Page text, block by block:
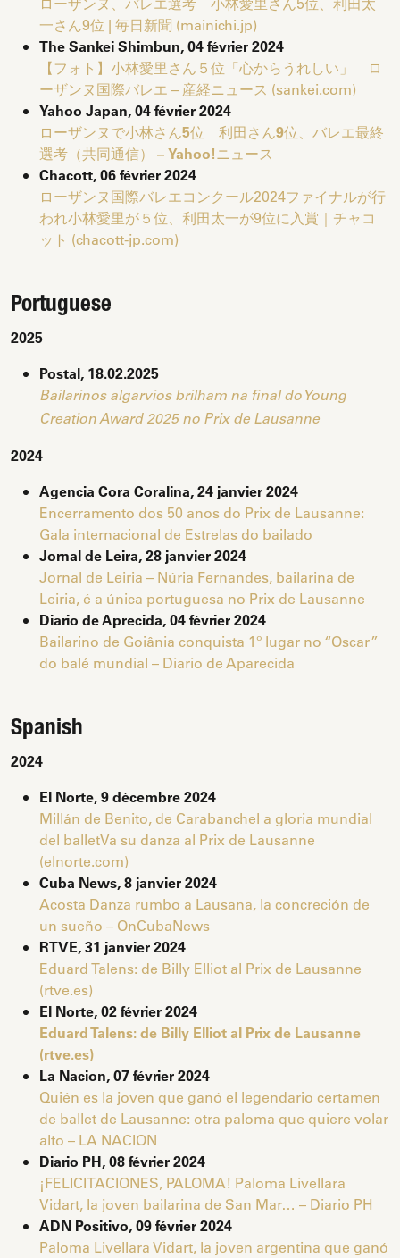
一さん9位 | 毎日新聞 (mainichi.jp)
The Sankei Shimbun, 04 février 2024
【フォト】小林愛里さん５位「心からうれしい」 ロ
ーザンヌ国際バレエ – 産経ニュース (sankei.com)
Yahoo Japan, 04 février 2024
ローザンヌで小林さん5位 利田さん9位、バレエ最終
選考（共同通信） – Yahoo!ニュース
Chacott, 06 février 2024
ローザンヌ国際バレエコンクール2024ファイナルが行
われ小林愛里が５位、利田太一が9位に入賞｜チャコ
ット (chacott-jp.com)
Portuguese
2025
Postal, 18.02.2025
Bailarinos algarvios brilham na final do Young
Creation Award 2025 no Prix de Lausanne
2024
Agencia Cora Coralina, 24 janvier 2024
Encerramento dos 50 anos do Prix de Lausanne:
Gala internacional de Estrelas do bailado
Jornal de Leira, 28 janvier 2024
Jornal de Leiria – Núria Fernandes, bailarina de
Leiria, é a única portuguesa no Prix de Lausanne
Diario de Aprecida, 04 février 2024
Bailarino de Goiânia conquista 1º lugar no “Oscar”
do balé mundial – Diario de Aparecida
Spanish
2024
El Norte, 9 décembre 2024
Millán de Benito, de Carabanchel a gloria mundial
del balletVa su danza al Prix de Lausanne
(elnorte.com)
Cuba News, 8 janvier 2024
Acosta Danza rumbo a Lausana, la concreción de
un sueño – OnCubaNews
RTVE, 31 janvier 2024
Eduard Talens: de Billy Elliot al Prix de Lausanne
(rtve.es)
El Norte, 02 février 2024
Eduard Talens: de Billy Elliot al Prix de Lausanne
(rtve.es)
La Nacion, 07 février 2024
Quién es la joven que ganó el legendario certamen
de ballet de Lausanne: otra paloma que quiere volar
alto – LA NACION
Diario PH, 08 février 2024
¡FELICITACIONES, PALOMA! Paloma Livellara
Vidart, la joven bailarina de San Mar… – Diario PH
ADN Positivo, 09 février 2024
Paloma Livellara Vidart, la joven argentina que ganó